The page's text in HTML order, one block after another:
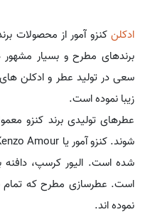
ادکلنکنزو آمور از محصولات
برندهای مطرح و بسیار
سعی در تولید عطر و ادکلن
زیبا نموده است.
عطرهای تولیدی برند کنزو
شده است. الیور کرسپ، دافنه
است. عطرسازی مطرح که تمام
نموده اند.